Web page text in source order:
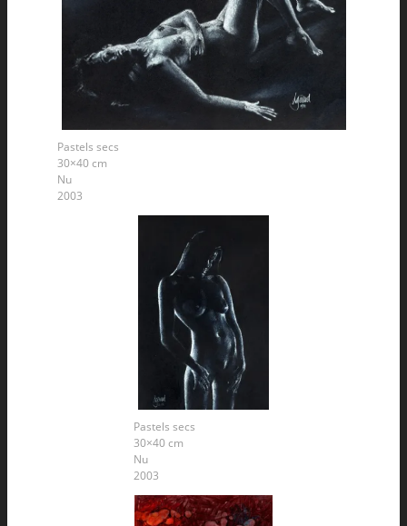
Pastels secs
30×40 cm
Nu
2003
Pastels secs
30×40 cm
Nu
2003